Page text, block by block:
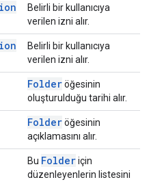
Belirli bir kullanıcıya
verilen izni alır.
Belirli bir kullanıcıya
verilen izni alır.
Folderöğesinin
oluşturulduğu tarihi alır.
Folderöğesinin
açıklamasını alır.
Bu Folderiçin
düzenleyenlerin listesini